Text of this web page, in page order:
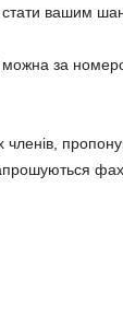
вашим
можна за